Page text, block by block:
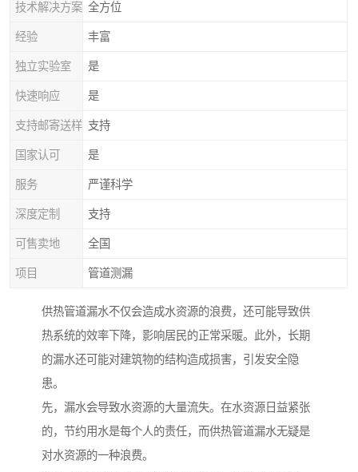
技术解决方案 全方位
经验 丰富
独立实验室 是
快速响应 是
支持邮寄送样 支持
国家认可 是
服务 严谨科学
深度定制 支持
可售卖地 全国
项目 管道测漏
供热管道漏水不仅会造成水资源的浪费，还可能导致供
热系统的效率下降，影响居民的正常采暖。此外，长期
的漏水还可能对建筑物的结构造成损害，引发安全隐
患。
先，漏水会导致水资源的大量流失。在水资源日益紧张
的，节约用水是每个人的责任，而供热管道漏水无疑是
对水资源的一种浪费。